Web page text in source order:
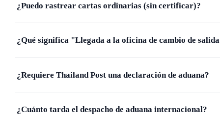
¿Puedo rastrear cartas ordinarias (sin certificar)?
¿Qué significa "Llegada a la oficina de cambio de
¿Requiere Thailand Post una declaración de aduana?
¿Cuánto tarda el despacho de aduana internacional?